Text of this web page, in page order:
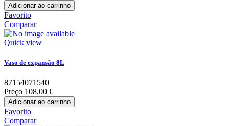
Adicionar ao carrinho
Favorito
Comparar
Quick view
Vaso de expansão 8L
87154071540
Preço 108,00 €
Adicionar ao carrinho
Favorito
Comparar